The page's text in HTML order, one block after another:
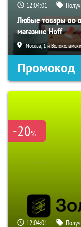
12:04:00
Любые товары во
магазине Hoff
Москва, 1-й
Промокод
-20%
12:04:00